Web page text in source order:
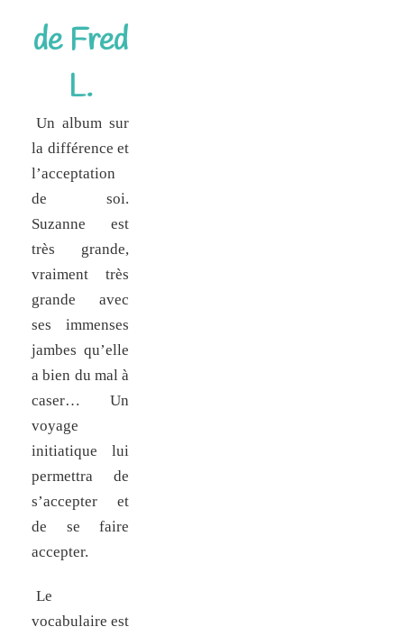
de Fred
L.
Un album sur
la différence et
l’acceptation
de soi.
Suzanne est
très grande,
vraiment très
grande avec
ses immenses
jambes qu’elle
a bien du mal à
caser… Un
voyage
initiatique lui
permettra de
s’accepter et
de se faire
accepter.
Le
vocabulaire est